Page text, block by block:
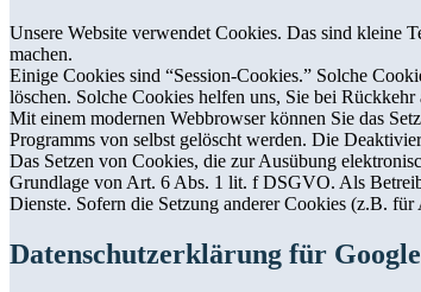
Unsere Website verwendet Cookies. Das sind kleine
machen.
Einige Cookies sind “Session-Cookies.” Solche
löschen. Solche Cookies helfen uns, Sie bei
Mit einem modernen Webbrowser können Sie das
Programms von selbst gelöscht werden. Die
Das Setzen von Cookies, die zur Ausübung
Grundlage von Art. 6 Abs. 1 lit. f DSGVO. Als
Dienste. Sofern die Setzung anderer Cookies (z.B.
Datenschutzerklärung für Google